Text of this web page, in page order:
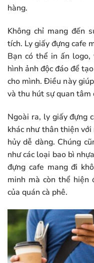
hàng.
Không chỉ mang đến
tích. Ly giấy đựng cafe
Bạn có thể in ấn logo,
hình ảnh độc đáo để
cho mình. Điều này
và thu hút sự quan tâm
Ngoài ra, ly giấy đựng
khác như thân thiện
hủy dễ dàng. Chúng
như các loại bao bì
đựng cafe mang đi
minh mà còn thể hiện
của quán cà phê.